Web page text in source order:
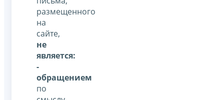
размещенного
на
сайте,
не
является:
-
обращением
по